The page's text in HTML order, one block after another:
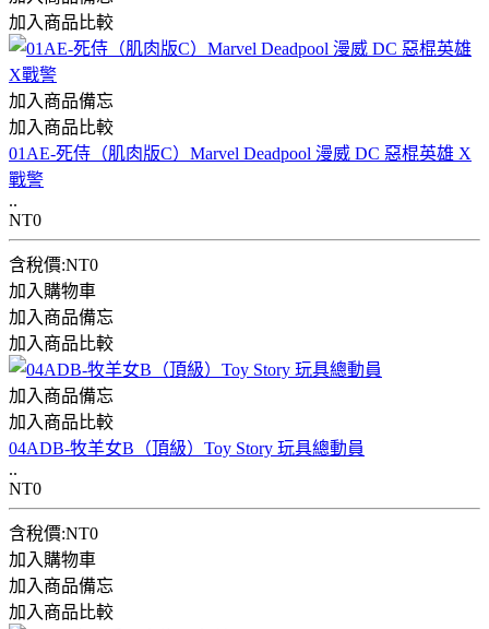
加入商品比較
加入商品備忘
加入商品比較
01AE-死侍（肌肉版C）Marvel Deadpool 漫威 DC 惡棍英雄 X
戰警
..
NT0
含稅價:NT0
加入購物車
加入商品備忘
加入商品比較
加入商品備忘
加入商品比較
04ADB-牧羊女B（頂級）Toy Story 玩具總動員
..
NT0
含稅價:NT0
加入購物車
加入商品備忘
加入商品比較